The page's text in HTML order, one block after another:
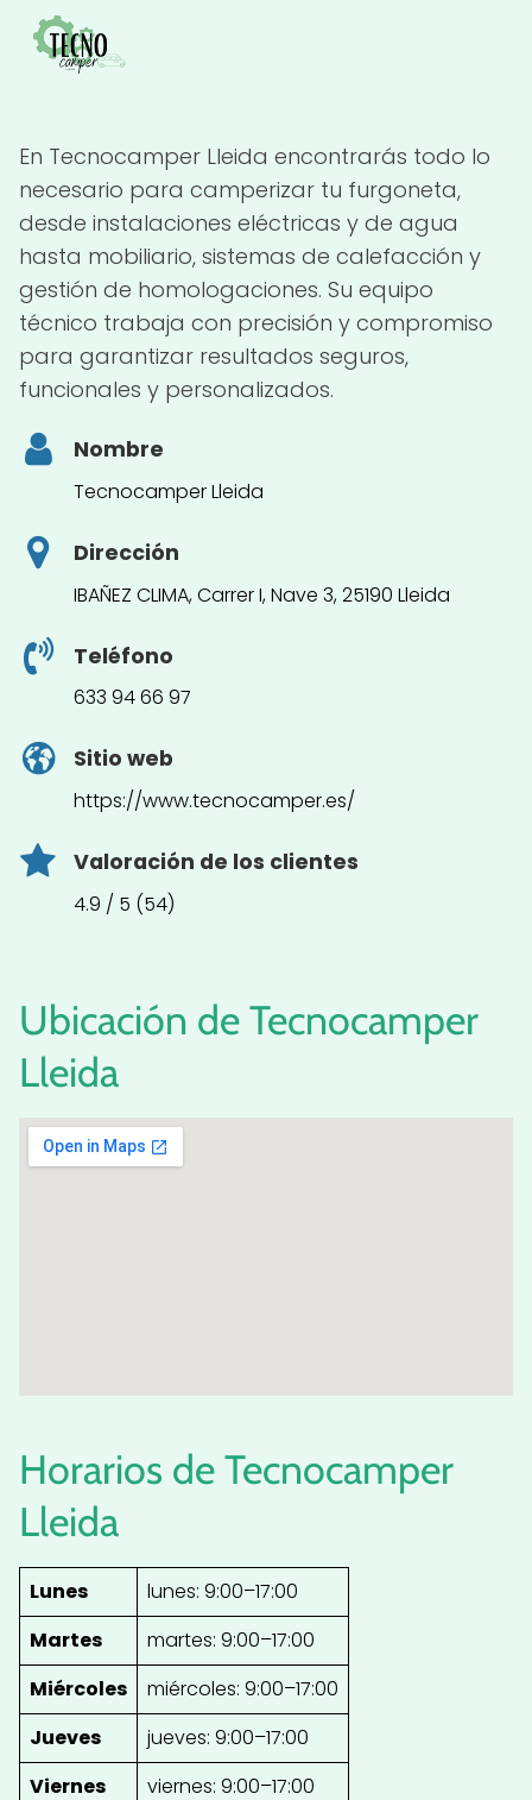
En Tecnocamper Lleida encontrarás todo lo
necesario para camperizar tu furgoneta,
desde instalaciones eléctricas y de agua
hasta mobiliario, sistemas de calefacción y
gestión de homologaciones. Su equipo
técnico trabaja con precisión y compromiso
para garantizar resultados seguros,
funcionales y personalizados.
Nombre
Tecnocamper Lleida
Dirección
IBAÑEZ CLIMA, Carrer I, Nave 3, 25190 Lleida
Teléfono
633 94 66 97
Sitio web
https://www.tecnocamper.es/
Valoración de los clientes
4.9 / 5 (54)
Ubicación de Tecnocamper
Lleida
Horarios de Tecnocamper
Lleida
Lunes
lunes: 9:00–17:00
Martes
martes: 9:00–17:00
Miércoles
miércoles: 9:00–17:00
Jueves
jueves: 9:00–17:00
Viernes
viernes: 9:00–17:00